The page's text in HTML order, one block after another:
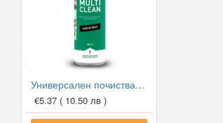
Универсален почистващ препарат TEC7 MULTICLEAN
€5.37 ( 10.50 лв )